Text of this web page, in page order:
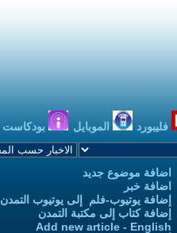
فليبورد الموبايل بودكاست
اضافة موضوع جديد
اضافة خبر
إضافة يوتيوب-فلم إلى يوتيوب التمدن
إضافة كتاب إلى مكتبة التمدن
Add new article - English